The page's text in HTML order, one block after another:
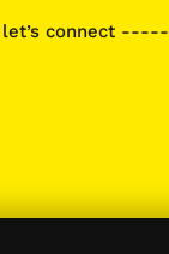
let’s connect -----